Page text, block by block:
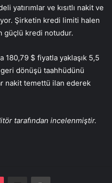
yatırımlar ve kısıtlı nakit ve
Şirketin kredi limiti halen
güçlü kredi notudur.
180,79 $ fiyatla yaklaşık 5,5
dönüşü taahhüdünü
nakit temettü ilan ederek
tarafından incelenmiştir.
Pocket E-Posta ile paylaş Yazdır